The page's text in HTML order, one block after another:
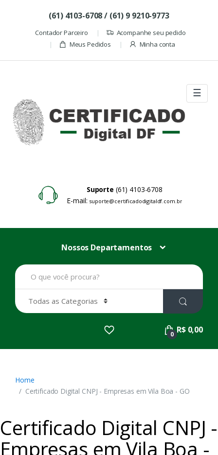
(61) 4103-6708 / (61) 9 9210-9773
Contador Parceiro
Acompanhe seu pedido
Meus Pedidos
Minha conta
☰
Suporte (61) 4103-6708
E-mail: suporte@certificadodigitaldf.com.br
Nossos Departamentos
B
u
a
r
:
0 R$ 0,00
Home
Certificado Digital CNPJ - Empresas em Vila Boa - GO
Certificado Digital CNPJ -
Empresas em Vila Boa -